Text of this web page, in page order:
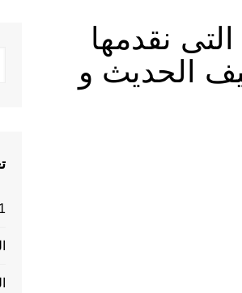
نقدمها
الحديث و
1 – أكياس تعبئة و تغليف